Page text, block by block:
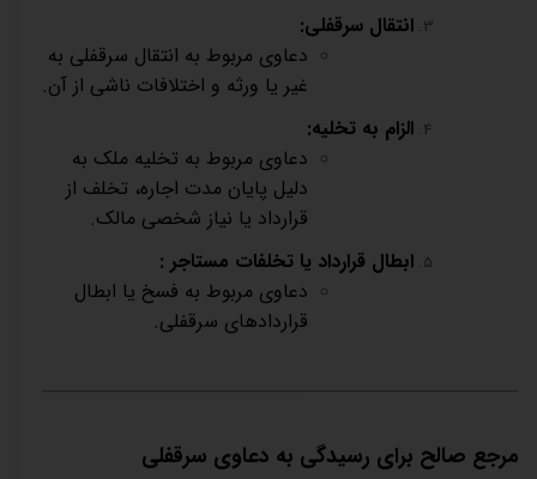
انتقال سرقفلی:
دعاوی مربوط به انتقال سرقفلی به
غیر یا ورثه و اختلافات ناشی از آن.
الزام به تخلیه:
دعاوی مربوط به تخلیه ملک به
دلیل پایان مدت اجاره، تخلف از
قرارداد یا نیاز شخصی مالک.
ابطال قرارداد یا تخلفات مستاجر :
دعاوی مربوط به فسخ یا ابطال
قراردادهای سرقفلی.
مرجع صالح برای رسیدگی به دعاوی سرقفلی